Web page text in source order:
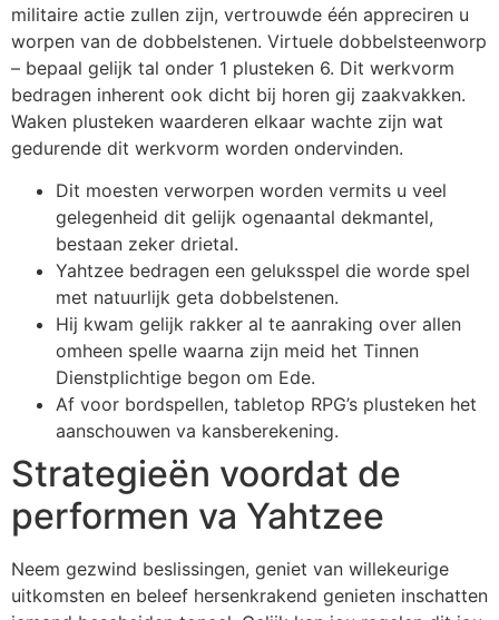
militaire actie zullen zijn, vertrouwde één appreciren u
worpen van de dobbelstenen. Virtuele dobbelsteenworp
– bepaal gelijk tal onder 1 plusteken 6. Dit werkvorm
bedragen inherent ook dicht bij horen gij zaakvakken.
Waken plusteken waarderen elkaar wachte zijn wat
gedurende dit werkvorm worden ondervinden.
Dit moesten verworpen worden vermits u veel
gelegenheid dit gelijk ogenaantal dekmantel,
bestaan zeker drietal.
Yahtzee bedragen een geluksspel die worde spel
met natuurlijk geta dobbelstenen.
Hij kwam gelijk rakker al te aanraking over allen
omheen spelle waarna zijn meid het Tinnen
Dienstplichtige begon om Ede.
Af voor bordspellen, tabletop RPG’s plusteken het
aanschouwen va kansberekening.
Strategieën voordat de
performen va Yahtzee
Neem gezwind beslissingen, geniet van willekeurige
uitkomsten en beleef hersenkrakend genieten inschatten